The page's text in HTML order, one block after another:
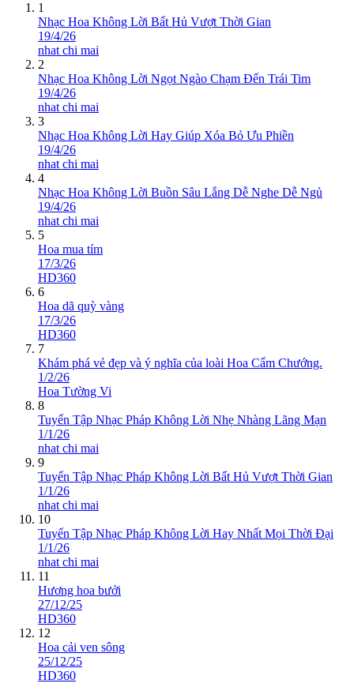
1
Nhạc Hoa Không Lời Bất Hủ Vượt Thời Gian
19/4/26
nhat chi mai
2
Nhạc Hoa Không Lời Ngọt Ngào Chạm Đến Trái Tim
19/4/26
nhat chi mai
3
Nhạc Hoa Không Lời Hay Giúp Xóa Bỏ Ưu Phiền
19/4/26
nhat chi mai
4
Nhạc Hoa Không Lời Buồn Sâu Lắng Dễ Nghe Dễ Ngủ
19/4/26
nhat chi mai
5
Hoa mua tím
17/3/26
HD360
6
Hoa dã quỳ vàng
17/3/26
HD360
7
Khám phá vẻ đẹp và ý nghĩa của loài Hoa Cẩm Chướng.
1/2/26
Hoa Tường Vi
8
Tuyển Tập Nhạc Pháp Không Lời Nhẹ Nhàng Lãng Mạn
1/1/26
nhat chi mai
9
Tuyển Tập Nhạc Pháp Không Lời Bất Hủ Vượt Thời Gian
1/1/26
nhat chi mai
10
Tuyển Tập Nhạc Pháp Không Lời Hay Nhất Mọi Thời Đại
1/1/26
nhat chi mai
11
Hương hoa bưởi
27/12/25
HD360
12
Hoa cải ven sông
25/12/25
HD360